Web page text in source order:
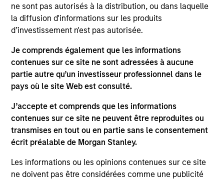
ne sont pas autorisés à la distribution, ou dans laquelle
la diffusion d'informations sur les produits
d’investissement n'est pas autorisée.
Je comprends également que les informations
contenues sur ce site ne sont adressées à aucune
partie autre qu’un investisseur professionnel dans le
pays où le site Web est consulté.
J’accepte et comprends que les informations
contenues sur ce site ne peuvent être reproduites ou
transmises en tout ou en partie sans le consentement
écrit préalable de Morgan Stanley.
Les informations ou les opinions contenues sur ce site
ne doivent pas être considérées comme une publicité
International Equity Team
Global Franchise Strategy
Concentrated portfolio of 20-40 high quality
global businesses, characterized by hard-
to-replicate intangible assets, high returns
on operating capital employed and strong
free cash flow generation. Designed for
investors who seek capital growth, earnings
resilience and reduced downside